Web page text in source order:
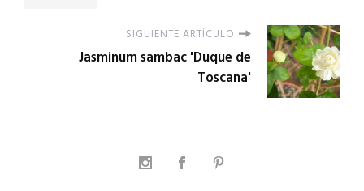
SIGUIENTE ARTÍCULO
Jasminum sambac 'Duque de
Toscana'